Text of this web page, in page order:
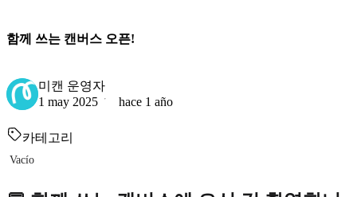
함께 쓰는 캔버스 오픈!
미캔 운영자
1 may 2025
hace 1 año
카테고리
Vacío